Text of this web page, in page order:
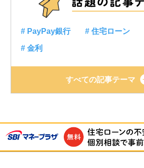
# PayPay銀行 # 住宅ローン
# 金利
すべての記事テーマ